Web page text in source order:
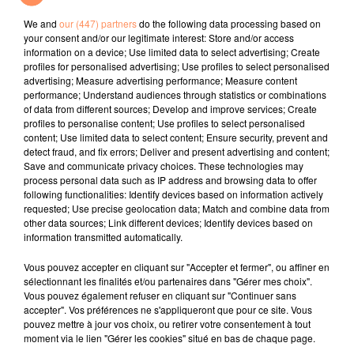
l'horoscope
Bélier Taureau Gémeaux
Cancer Lion Vierge
We and our (447) partnersdo the following data processing based on
your consent and/or our legitimate interest: Store and/or access
information on a device; Use limited data to select advertising; Create
profiles for personalised advertising; Use profiles to select personalised
advertising; Measure advertising performance; Measure content
performance; Understand audiences through statistics or combinations
of data from different sources; Develop and improve services; Create
profiles to personalise content; Use profiles to select personalised
content; Use limited data to select content; Ensure security, prevent and
detect fraud, and fix errors; Deliver and present advertising and content;
Save and communicate privacy choices. These technologies may
process personal data such as IP address and browsing data to offer
following functionalities: Identify devices based on information actively
requested; Use precise geolocation data; Match and combine data from
other data sources; Link different devices; Identify devices based on
information transmitted automatically.
Vous pouvez accepter en cliquant sur "Accepter et fermer", ou affiner en
sélectionnant les finalités et/ou partenaires dans "Gérer mes choix".
Vous pouvez également refuser en cliquant sur "Continuer sans
accepter". Vos préférences ne s'appliqueront que pour ce site. Vous
pouvez mettre à jour vos choix, ou retirer votre consentement à tout
moment via le lien "Gérer les cookies" situé en bas de chaque page.